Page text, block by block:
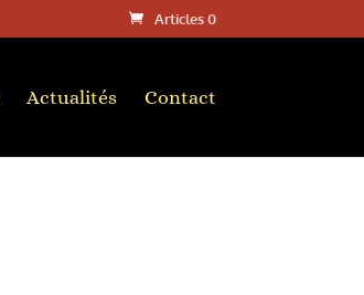
Articles 0
Actualités Contact